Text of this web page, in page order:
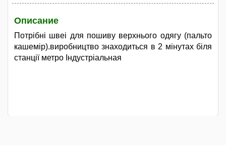
Описание
Потрібні швеі для пошиву верхнього одягу (пальто
кашемір).виробництво знаходиться в 2 мінутах біля
станції метро Індустріальная